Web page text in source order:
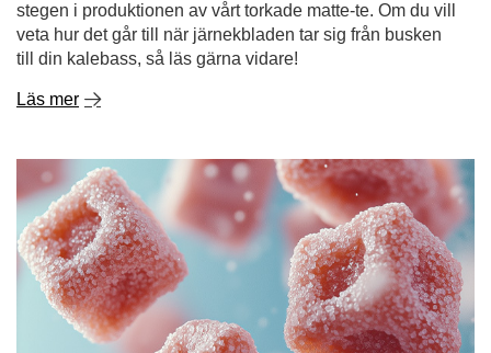
stegen i produktionen av vårt torkade matte-te. Om du vill
veta hur det går till när järnekbladen tar sig från busken
till din kalebass, så läs gärna vidare!
Läs mer